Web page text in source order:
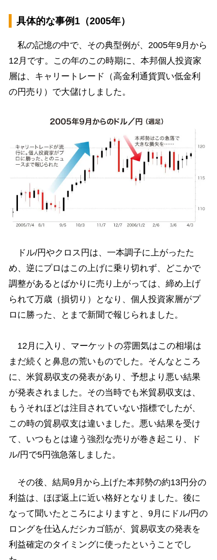
具体的な事例1（2005年）
私の記憶の中で、その典型例が、2005年9月から
12月です。この年のこの時期に、本邦個人投資家
層は、キャリートレード（高金利通貨買い低金利
の円売り）で大儲けしました。
ドル/円やクロス円は、一本調子に上がったた
め、逆にプロはこの上げに乗り切れず、どこかで
調整があるとばかりに売り上がっては、締め上げ
られて万歳（損切り）となり、個人投資家層がプ
ロに勝った、とまで新聞で報じられました。
12月に入り、マーケットの雰囲気はこの相場は
まだ続くと鼻息の荒いものでした。そんなところ
に、米貿易収支の発表があり、予想より悪い結果
が発表されました。その当時でも米貿易収支は、
もうそれほどは注目されていない指標でしたが、
この時の貿易収支は違いました。悪い結果を受け
て、いつもとは違う強烈な売りが巻き起こり、ド
ル/円で5円強急落しました。
その後、結局9月から上げた本邦勢の約13円分の
利益は、ほぼ返上に近い格好となりました。後に
なって聞いたところによりますと、9月にドル/円の
ロングを仕込んだシカゴ筋が、貿易収支の発表を
利益確定のタイミングに使ったということでし